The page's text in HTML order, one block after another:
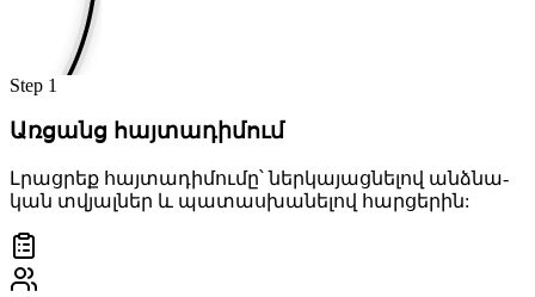
Step 1
Առ­ցանց հայ­տա­դի­մում
Լրաց­րեք հայ­տա­դի­մու­մը՝ ներ­կա­յաց­նե­լով անձ­նա­
կան տվյալ­ներ և պա­տաս­խա­նե­լով հար­ցե­րին: